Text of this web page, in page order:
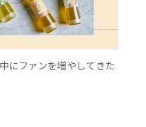
にファンを増やしてきた